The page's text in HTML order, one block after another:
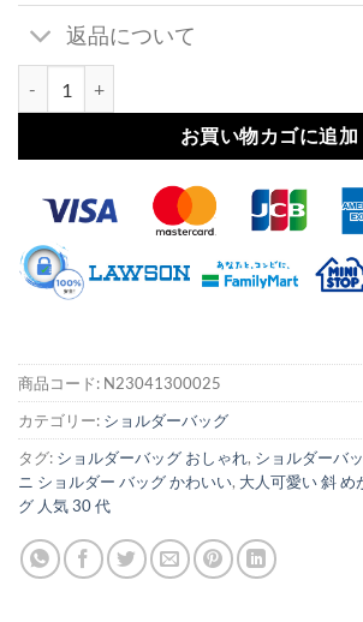
返品について
お買い物カゴに追加
商品コード: N23041300025
カテゴリー: ショルダーバッグ
タグ: ショルダーバッグ おしゃれ, ショルダーバ
ニ ショルダー バッグ かわいい, 大人可愛い 斜 め
グ 人気 30 代